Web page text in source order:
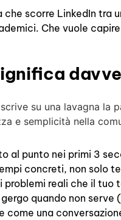
che scorre LinkedIn tra
Che vuole capire
al punto nei primi 3
concreti, non solo
problemi reali che il
quando non serve
come una